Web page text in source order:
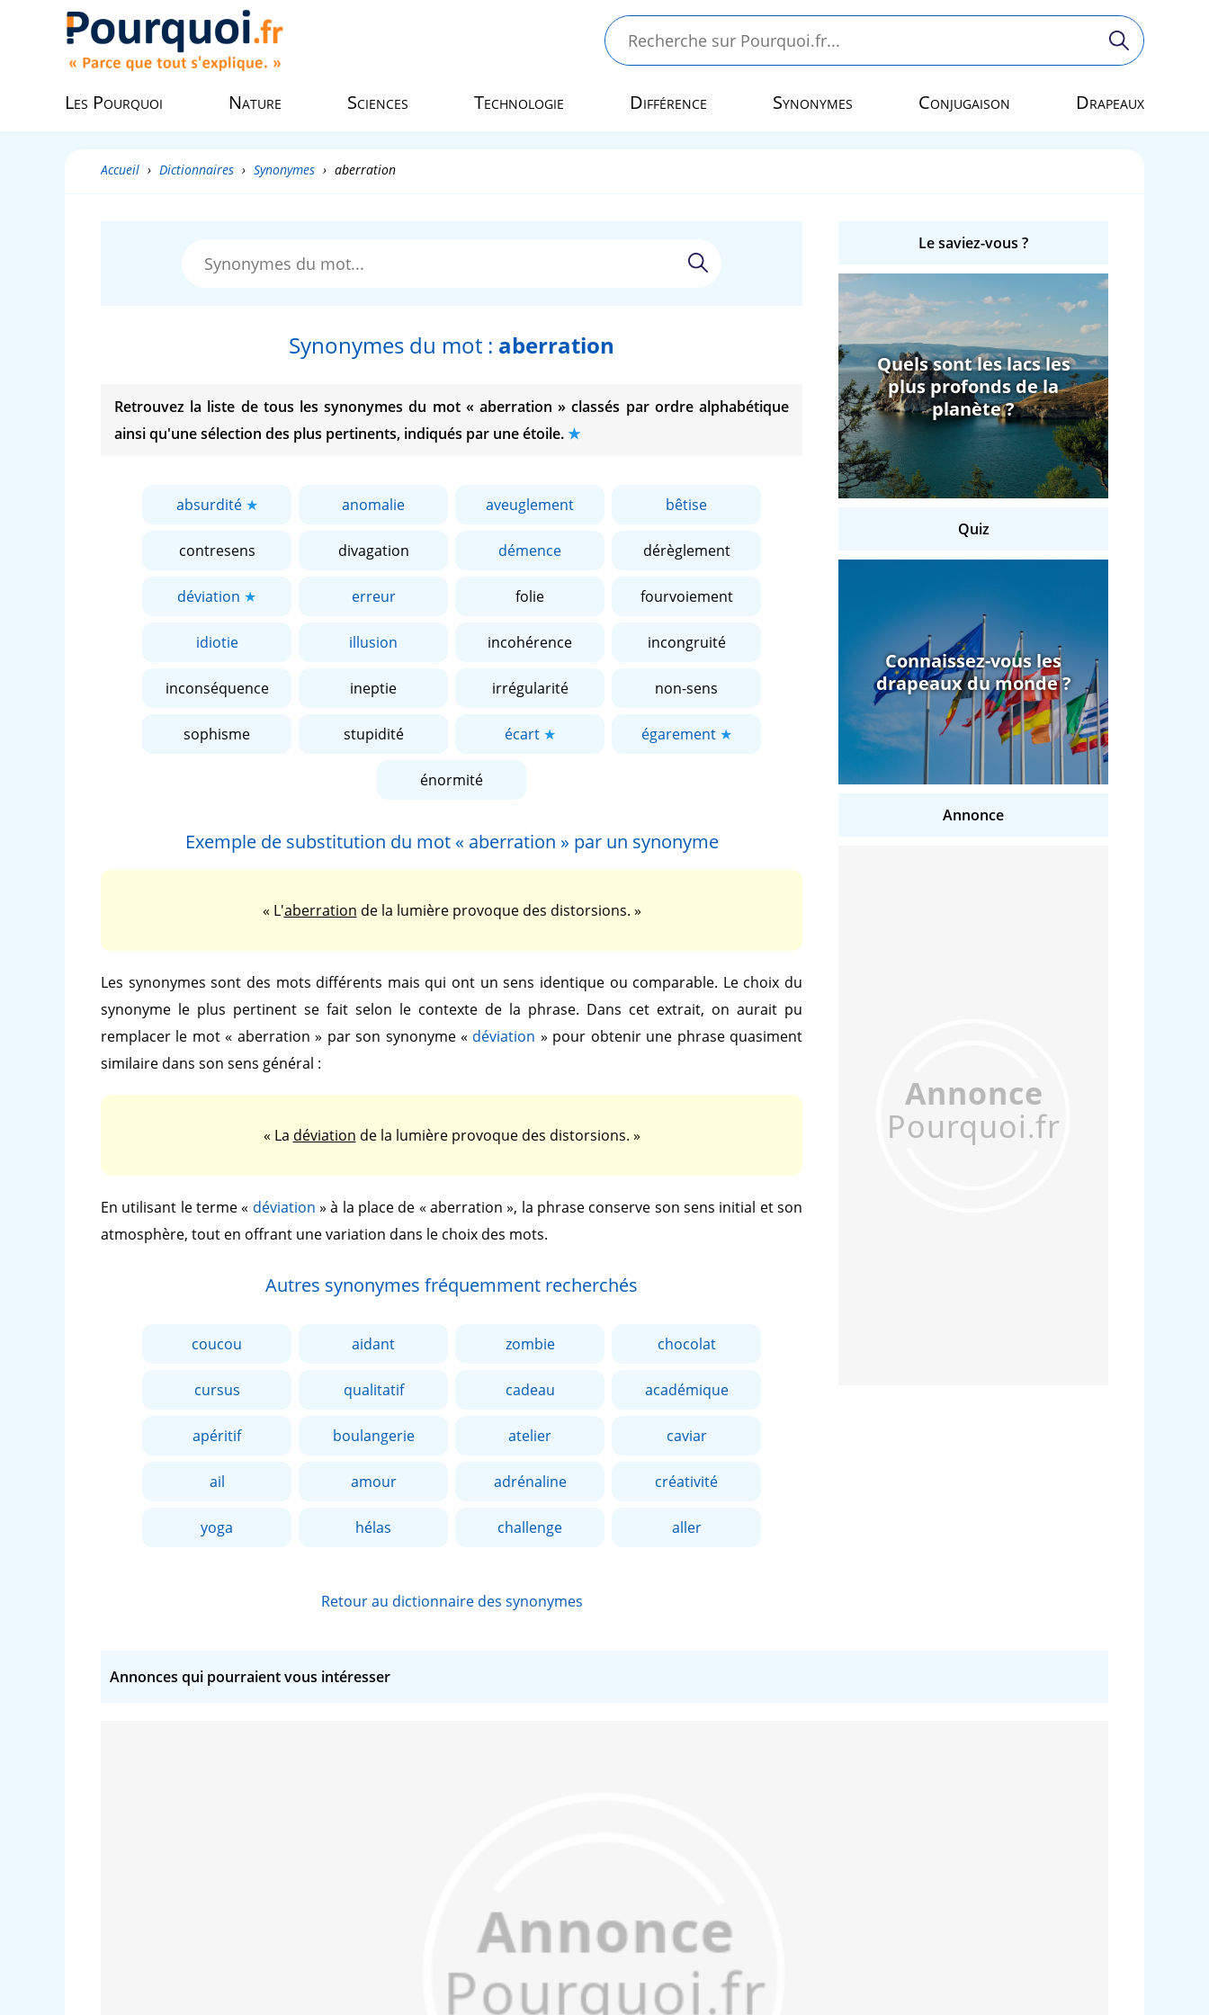
Les Pourquoi Nature Sciences Technologie Différence Synonymes Conjugaison Drapeaux
Accueil › Dictionnaires › Synonymes › aberration
Synonymes du mot : aberration
Retrouvez la liste de tous les synonymes du mot « aberration » classés par ordre alphabétique
ainsi qu'une sélection des plus pertinents, indiqués par une étoile.
absurdité anomalie aveuglement bêtise
contresens divagation démence dérèglement
déviation erreur folie fourvoiement
idiotie illusion incohérence incongruité
inconséquence ineptie irrégularité non-sens
sophisme stupidité écart égarement
énormité
Exemple de substitution du mot « aberration » par un synonyme
« L'aberration de la lumière provoque des distorsions. »
Les synonymes sont des mots différents mais qui ont un sens identique ou comparable. Le choix du
synonyme le plus pertinent se fait selon le contexte de la phrase. Dans cet extrait, on aurait pu
remplacer le mot« aberration » par son synonyme « déviation » pour obtenir une phrase quasiment
similaire dans son sens général :
« La déviation de la lumière provoque des distorsions. »
En utilisant le terme« déviation » à la place de « aberration », la phrase conserve son sens initial et son
atmosphère, tout en offrant une variation dans le choix des mots.
Autres synonymes fréquemment recherchés
coucou aidant zombie chocolat
cursus qualitatif cadeau académique
apéritif boulangerie atelier caviar
ail amour adrénaline créativité
yoga hélas challenge aller
Retour au dictionnaire des synonymes
Le saviez-vous ?
Quels sont les lacs les
plus profonds de la
planète ?
Quiz
Connaissez-vous les
drapeaux du monde ?
Annonce
Annonces qui pourraient vous intéresser